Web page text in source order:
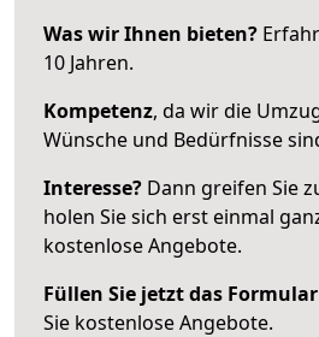
Was wir Ihnen bieten?
10 Jahren.
Kompetenz, da wir die
Wünsche und Bedürfnisse
Interesse? Dann greifen Sie
holen Sie sich erst einmal
kostenlose Angebote.
Füllen Sie jetzt das
Sie kostenlose Angebote.